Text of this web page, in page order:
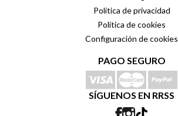
Política de privacidad
Política de cookies
Configuración de cookies
PAGO SEGURO
SÍGUENOS EN RRSS